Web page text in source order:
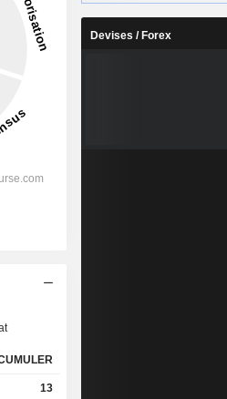
13
Devises / Forex